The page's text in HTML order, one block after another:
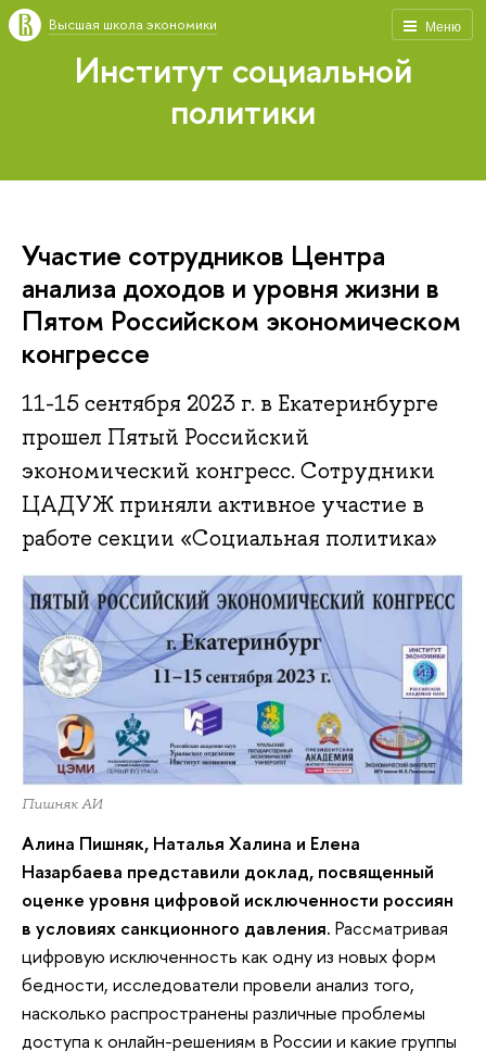
Меню
Высшая школа экономики
Институт социальной
политики
Участие сотрудников Центра
анализа доходов и уровня жизни в
Пятом Российском экономическом
конгрессе
11-15 сентября 2023 г. в Екатеринбурге
прошел Пятый Российский
экономический конгресс. Сотрудники
ЦАДУЖ приняли активное участие в
работе секции «Социальная политика»
Пишняк АИ
Алина Пишняк, Наталья Халина и Елена
Назарбаева представили доклад, посвященный
оценке уровня цифровой исключенности россиян
в условиях санкционного давления. Рассматривая
цифровую исключенность как одну из новых форм
бедности, исследователи провели анализ того,
насколько распространены различные проблемы
доступа к онлайн-решениям в России и какие группы